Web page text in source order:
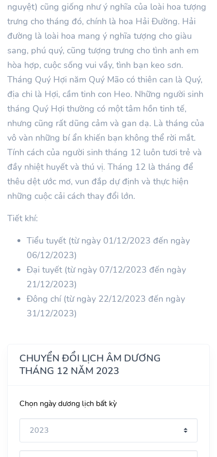
nguyệt) cũng giống như ý nghĩa của loài hoa tượng
trưng cho tháng đó, chính là hoa Hải Đường. Hải
đường là loài hoa mang ý nghĩa tượng cho giàu
sang, phú quý, cũng tượng trưng cho tình anh em
hòa hợp, cuộc sống vui vầy, tình bạn keo sơn.
Tháng Quý Hợi năm Quý Mão có thiên can là Quý,
địa chi là Hợi, cầm tinh con Heo. Những người sinh
tháng Quý Hợi thường có một tâm hồn tinh tế,
nhưng cũng rất dũng cảm và gan dạ. Là tháng của
vô vàn những bí ẩn khiến bạn không thể rời mắt.
Tính cách của người sinh tháng 12 luôn tươi trẻ và
đầy nhiệt huyết và thú vị. Tháng 12 là tháng để
thêu dệt ước mơ, vun đắp dự định và thực hiện
những cuộc cải cách thay đổi lớn.
Tiết khí:
Tiểu tuyết (từ ngày 01/12/2023 đến ngày
06/12/2023)
Đại tuyết (từ ngày 07/12/2023 đến ngày
21/12/2023)
Đông chí (từ ngày 22/12/2023 đến ngày
31/12/2023)
CHUYỂN ĐỔI LỊCH ÂM DƯƠNG
THÁNG 12 NĂM 2023
Chọn ngày dương lịch bất kỳ